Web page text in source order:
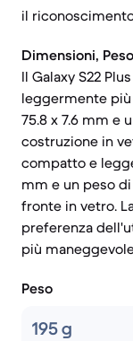
il
Dimensioni,
Il Galaxy S22
leggermente più
75.8 x 7.6 mm e
costruzione in
compatto e
mm e un peso
fronte in vetro.
preferenza
più
Peso
195 g